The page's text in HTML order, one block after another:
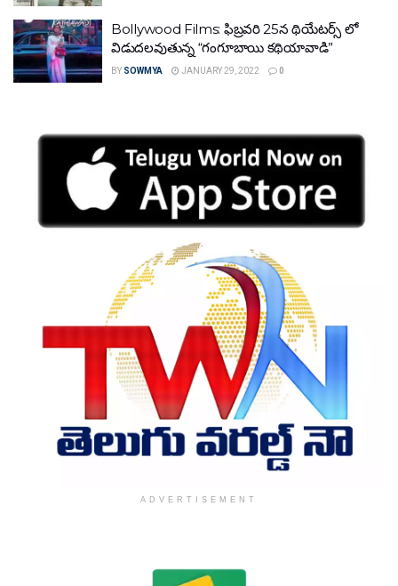
Bollywood Films: ఫిబ్రవరి 25న థియేటర్స్ లో
విడుదలవుతున్న “గంగూబాయి కథియావాడి”
BY SOWMYA JANUARY 29, 2022 0
ADVERTISEMENT